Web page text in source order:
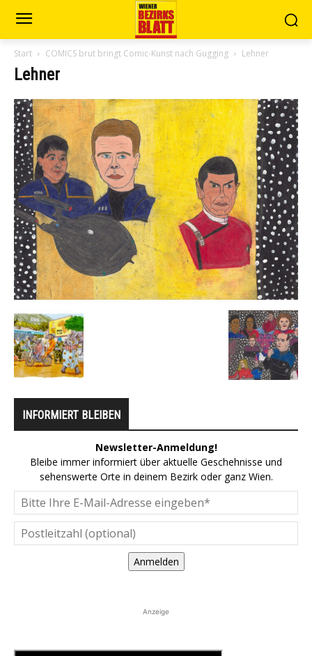
Start COMICS brut bringt Comic-Kunst nach Gugging Lehner
Lehner
INFORMIERT BLEIBEN
Newsletter-Anmeldung!
Bleibe immer informiert über aktuelle Geschehnisse und
sehenswerte Orte in deinem Bezirk oder ganz Wien.
Anmelden
Anzeige